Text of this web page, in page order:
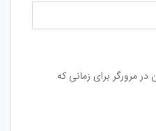
مرورگر برای زمانی که